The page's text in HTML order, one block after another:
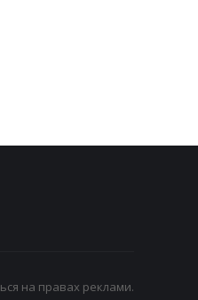
на правах реклами.